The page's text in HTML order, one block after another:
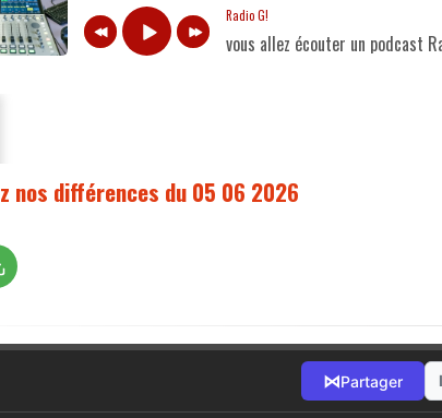
Radio G!
vous allez écouter un podcast
nos différences du 05 06 2026
⋈Partager